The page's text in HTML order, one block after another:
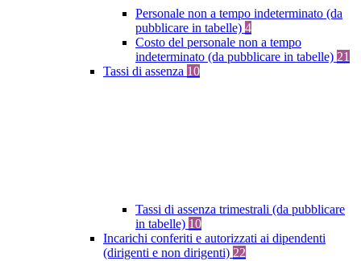
Personale non a tempo indeterminato (da
pubblicare in tabelle) 4
Costo del personale non a tempo
indeterminato (da pubblicare in tabelle) 21
Tassi di assenza 10
Tassi di assenza trimestrali (da pubblicare
in tabelle) 10
Incarichi conferiti e autorizzati ai dipendenti
(dirigenti e non dirigenti) 22